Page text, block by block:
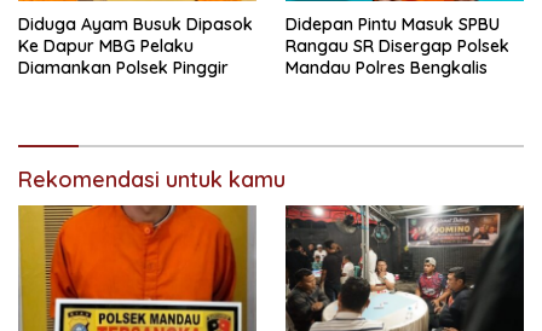
Diduga Ayam Busuk Dipasok
Ke Dapur MBG Pelaku
Diamankan Polsek Pinggir
Didepan Pintu Masuk SPBU
Rangau SR Disergap Polsek
Mandau Polres Bengkalis
Rekomendasi untuk kamu